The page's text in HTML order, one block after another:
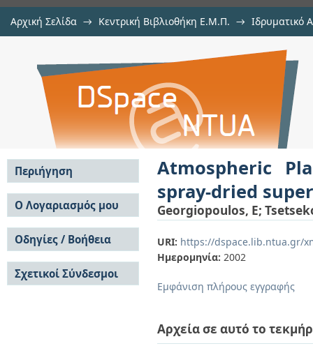
Αρχική Σελίδα → Κεντρική Βιβλιοθήκη Ε.Μ.Π. → Ιδρυματικό
Atmospheric Plasma
superconducting YBa2Cu3O7-x
Atmospheric
spray-dried
Georgiopoulos, E;
URI: https://dspace.lib.ntua.gr/
Ημερομηνία: 2002
Εμφάνιση πλήρους εγγραφής
Αρχεία σε αυτό το
Περιήγηση
Σε όλο το DSpace
Κοινότητες & Συλλογές
Ανά Ημερομηνία
Έκδοσης
Συγγραφείς
Τίτλοι
Θέματα
Ο Λογαριασμός μου
Σύνδεση
Εγγραφή
Οδηγίες / Βοήθεια
Οδηγίες Υποβολής
Οδηγίες Χρήσης ΙΑ
Συχνές Ερωτήσεις
Σχετικοί Σύνδεσμοι